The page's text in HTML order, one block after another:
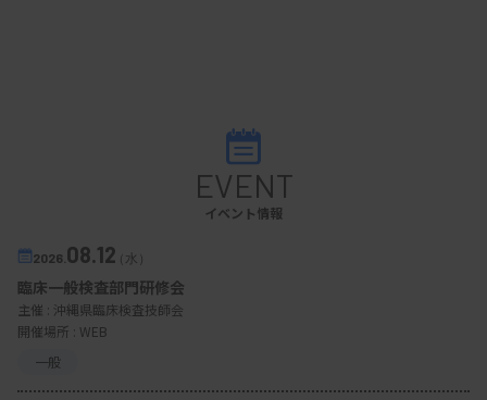
EVENT
イベント情報
2026. 08.12（水）
臨床一般検査部門研修会
主催 : 沖縄県臨床検査技師会
開催場所 : WEB
一般